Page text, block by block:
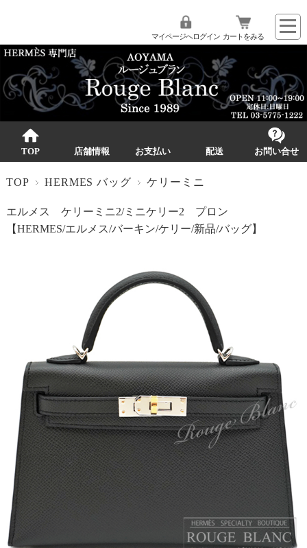
マイページへログイン カートをみる
TOP 店舗情報 お支払い 配送 お問い合せ
TOP HERMES バッグ ケリーミニ
エルメス ケリーミニ2/ミニケリー2 プロン
【HERMES/エルメス/バーキン/ケリー/新品/バッグ】